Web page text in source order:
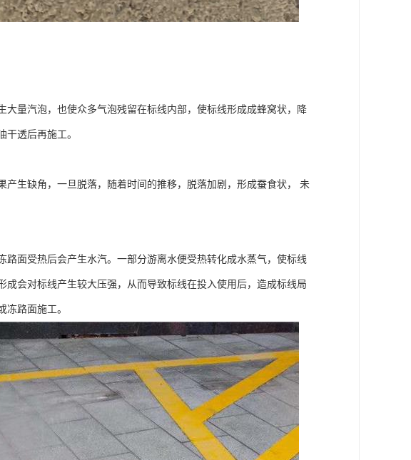
量汽泡，也使众多气泡残留在标线内部，使标线形成成蜂窝状，降
干透后再施工。
生缺角，一旦脱落，随着时间的推移，脱落加剧，形成蚕食状， 未
面受热后会产生水汽。一部分游离水便受热转化成水蒸气，使标线
会对标线产生较大压强，从而导致标线在投入使用后，造成标线局
路面施工。